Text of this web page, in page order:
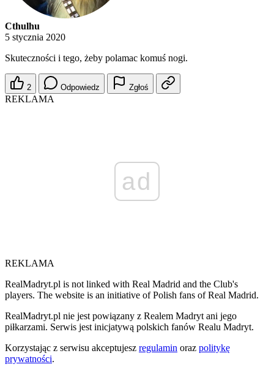
Cthulhu
5 stycznia 2020
Skuteczności i tego, żeby polamac komuś nogi.
2 Odpowiedz Zgłoś
REKLAMA
ad
REKLAMA
RealMadryt.pl is not linked with Real Madrid and the Club's
players. The website is an initiative of Polish fans of Real Madrid.
RealMadryt.pl nie jest powiązany z Realem Madryt ani jego
piłkarzami. Serwis jest inicjatywą polskich fanów Realu Madryt.
Korzystając z serwisu akceptujesz regulamin oraz politykę
prywatności.